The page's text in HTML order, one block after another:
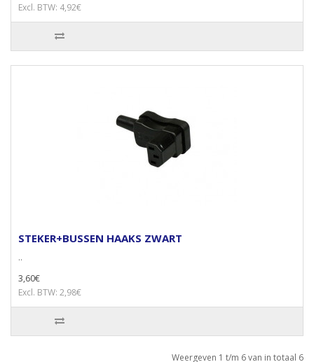
Excl. BTW: 4,92€
STEKER+BUSSEN HAAKS ZWART
..
3,60€
Excl. BTW: 2,98€
Weergeven 1 t/m 6 van in totaal 6